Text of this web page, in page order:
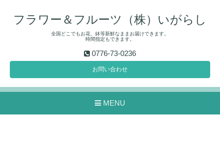
フラワー＆フルーツ（株）いがらし
全国どこでもお花、鉢等新鮮なままお届けできます。
時間指定もできます。
0776-73-0236
お問い合わせ
MENU